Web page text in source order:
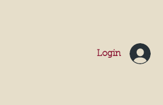
Login